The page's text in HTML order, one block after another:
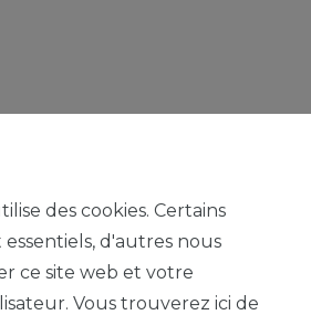
des cookies. Certains
d'autres nous
ce site web et votre
Vous trouverez ici de